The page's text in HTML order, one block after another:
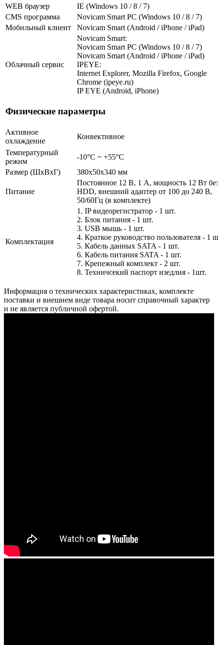
WEB браузер
IE (Windows 10 / 8 / 7)
CMS программа
Novicam Smart PC (Windows 10 / 8 / 7)
Мобильный клиент
Novicam Smart (Android / iPhone / iPad)
Облачный сервис
Novicam Smart:
Novicam Smart PC (Windows 10 / 8 / 7)
Novicam Smart (Android / iPhone / iPad)
IPEYE:
Internet Explorer, Mozilla Firefox, Google
Chrome (ipeye.ru)
IP EYE (Android, iPhone)
Физические параметры
Активное
охлаждение
Конвективное
Температурный
режим
-10°C ~ +55°C
Размер (ШxВxГ)
380x50x340 мм
Питание
Постоянное 12 В, 1 А, мощность 12 Вт
HDD, внешний адаптер от 100 до 240 В,
50/60Гц (в комплекте)
Комплектация
1. IP видеорегистратор - 1 шт.
2. Блок питания - 1 шт.
3. USB мышь - 1 шт.
4. Краткое руководство пользователя - 1
5. Кабель данных SATA - 1 шт.
6. Кабель питания SATA - 1 шт.
7. Крепежный комплект - 2 шт.
8. Техничсекий паспорт изедлия - 1шт.
Информация о технических характеристиках, комплекте
поставки и внешнем виде товара носит справочный характер
и не является публичной офертой.